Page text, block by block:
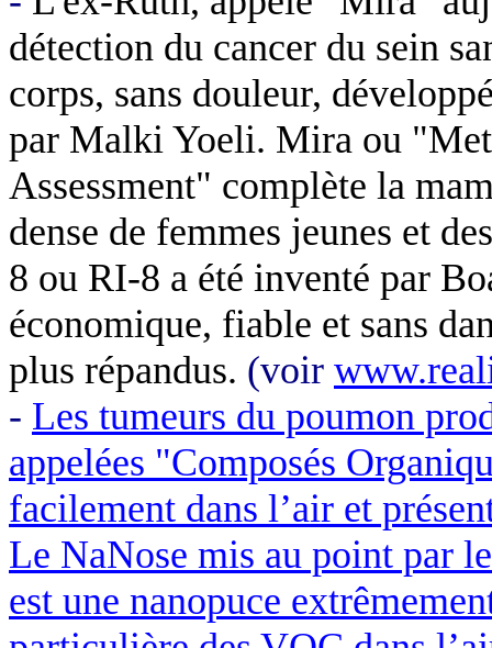
détection du cancer du sein
corps, sans douleur,
par Malki Yoeli. Mira ou "
Assessment" complète la
dense de femmes jeunes et
8 ou RI-8 a été inventé par
économique, fiable et sans
plus répandus. (voir
- Les tumeurs du poumon
appelées "Composés
facilement dans l’air et
Le NaNose mis au point par
est une nanopuce